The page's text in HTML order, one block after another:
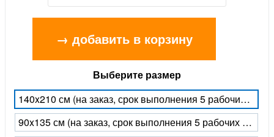
→ добавить в корзину
Выберите размер
140x210 см (на заказ, срок выполнения 5 рабочих дней)
90x135 см (на заказ, срок выполнения 5 рабочих дней)